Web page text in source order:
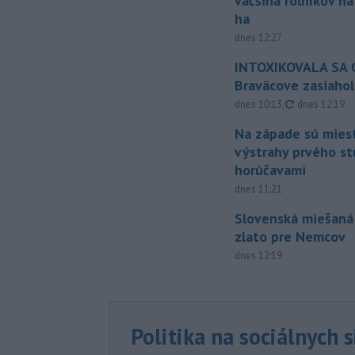
ha
dnes 12:27
INTOXIKOVALA SA
Braväcove
dnes 10:13, aktualizované
dnes 12:19
Na západe sú
výstrahy prvého
horúčavami
dnes 11:21
Slovenská
zlato pre Nemcov
dnes 12:19
Politika na sociálnych